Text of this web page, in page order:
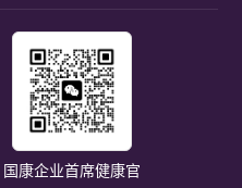
国康企业首席健康官